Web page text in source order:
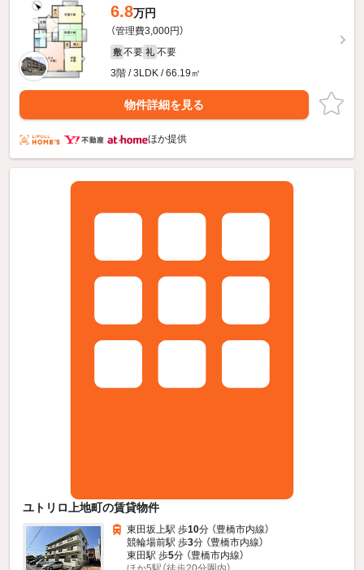
6.8万円
（管理費3,000円）
敷 不要 礼 不要
3階 / 3LDK / 66.19㎡
物件詳細を見る
ほか提供
ユトリロ上地町の賃貸物件
東田坂上駅 歩10分 （豊橋市内線）
競輪場前駅 歩3分 （豊橋市内線）
東田駅 歩5分 （豊橋市内線）